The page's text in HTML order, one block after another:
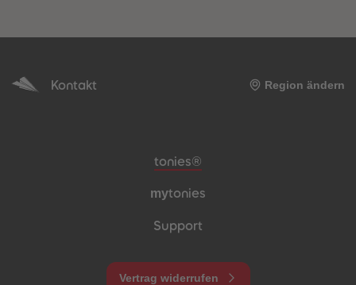
Kontakt Region ändern
Meta-Navigation Footer
tonies®
mytonies
Support
Vertrag widerrufen